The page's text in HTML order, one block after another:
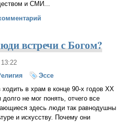
и СМИ...
(Александр Щипков)
встречи с Богом?
Эссе
ходить в храм в конце 90-х годов XX
долго не мог понять, отчего все
здесь люди так равнодушны
и искусству. Почему они